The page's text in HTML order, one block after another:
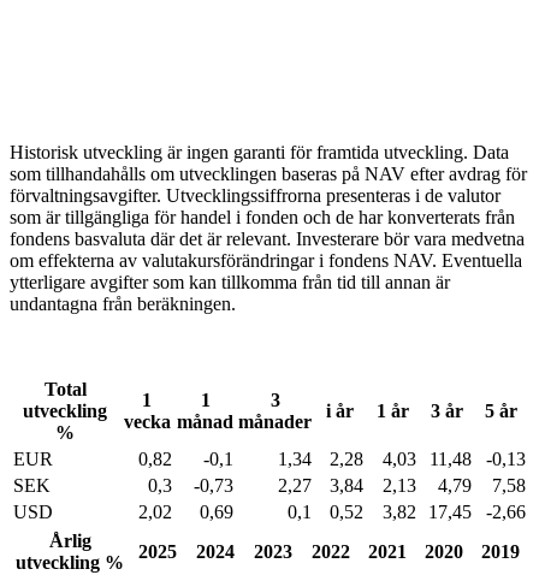
Historisk utveckling är ingen garanti för framtida utveckling. Data
som tillhandahålls om utvecklingen baseras på NAV efter avdrag för
förvaltningsavgifter. Utvecklingssiffrorna presenteras i de valutor
som är tillgängliga för handel i fonden och de har konverterats från
fondens basvaluta där det är relevant. Investerare bör vara medvetna
om effekterna av valutakursförändringar i fondens NAV. Eventuella
ytterligare avgifter som kan tillkomma från tid till annan är
undantagna från beräkningen.
Total
utveckling
%
1
vecka
1
månad
3
månader
i år 1 år 3 år 5 år
EUR 0,82 -0,1 1,34 2,28 4,03 11,48
-0,13
SEK
0,3 -0,73 2,27 3,84 2,13 4,79
7,58
USD
2,02 0,69 0,1 0,52 3,82 17,45
-2,66
Årlig
utveckling %
2025 2024 2023 2022 2021 2020
2019